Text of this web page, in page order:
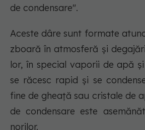
de condensare".
Aceste dâre sunt formate
zboară în atmosferă și
lor, în special vaporii de apă
se răcesc rapid și se
fine de gheață sau cristale de
de condensare este
norilor.